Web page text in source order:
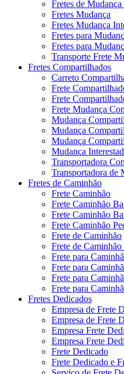
Fretes de Mudança
Fretes Mudança
Fretes Mudança
Fretes para
Fretes para
Transporte Frete
Fretes Compartilhados
Carreto
Frete
Frete
Frete Mudança
Mudança
Mudança
Mudança
Mudança
Transportadora
Transportadora de
Fretes de Caminhão
Frete Caminhão
Frete Caminhão
Frete Caminhão
Frete Caminhão
Frete de Caminhão
Frete de Caminhão
Frete para
Frete para
Frete para
Frete para
Fretes Dedicados
Empresa de Frete
Empresa de Frete
Empresa Frete
Empresa Frete
Frete Dedicado
Frete Dedicado e